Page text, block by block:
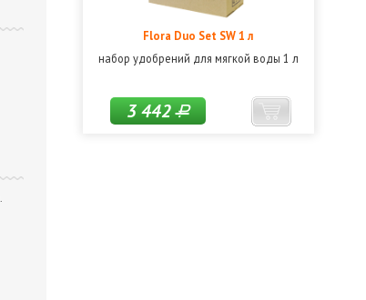
Flora Duo Set SW 1 л
набор удобрений для мягкой воды 1 л
3 442Р